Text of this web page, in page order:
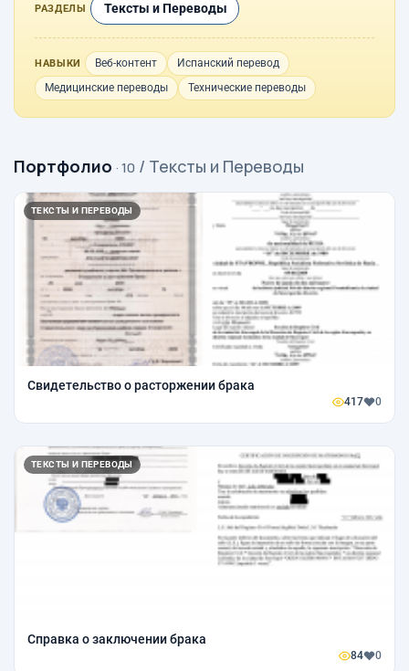
РАЗДЕЛЫ Тексты и Переводы
НАВЫКИ Веб-контент
Испанский перевод
Медицинские переводы
Технические переводы
Портфолио · 10 / Тексты и Переводы
ТЕКСТЫ И ПЕРЕВОДЫ
Свидетельство о расторжении брака
417 0
ТЕКСТЫ И ПЕРЕВОДЫ
Справка о заключении брака
84 0